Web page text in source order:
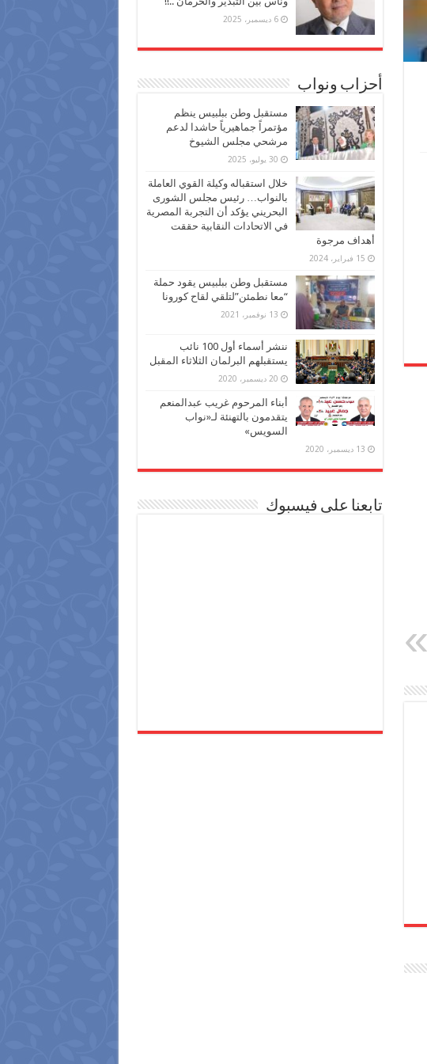
6 ديسمبر، 2025
أحزاب ونواب
مستقبل وطن ببلبيس ينظم
مؤتمراً جماهيرياً حاشدا لدعم
مرشحي مجلس الشيوخ
30 يوليو، 2025
خلال استقباله وكيلة القوي العاملة
بالنواب… رئيس مجلس الشورى
البحريني يؤكد أن التجربة المصرية
في الاتحادات النقابية حققت
أهداف مرجوة
15 فبراير، 2024
مستقبل وطن ببلبيس يقود حملة
“معا نطمئن”لتلقي لقاح كورونا
13 نوفمبر، 2021
ننشر أسماء أول 100 نائب
يستقبلهم البرلمان الثلاثاء المقبل
20 ديسمبر، 2020
أبناء المرحوم غريب عبدالمنعم
يتقدمون بالتهنئة لـ«نواب
السويس»
13 ديسمبر، 2020
تابعنا على فيسبوك